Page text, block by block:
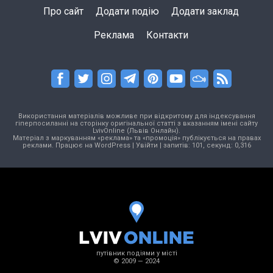
Про сайт Додати подію Додати заклад
Реклама Контакти
Використання матеріалів можливе при відкритому для індексування
гіперпосиланні на сторінку оригінальної статті з вказанням імені сайту
LvivOnline (Львів Онлайн).
Матеріал з маркуванням «реклама» та «промоція» публікується на правах
реклами. Працює на WordPress| Увійти | запитів: 101, секунд: 0,316
путівник подіями у місті
© 2009 — 2024